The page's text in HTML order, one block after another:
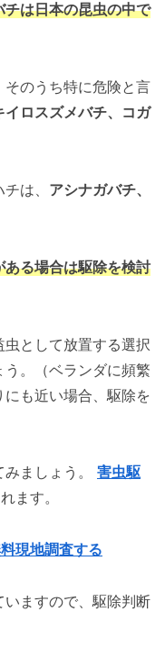
チは日本の昆虫の中で
そのうち特に危険と言
ロスズメバチ、コガ
は、 アシナガバチ、
る場合は駆除を検討
として放置する選択
。（ベランダに頻繁
も近い場合、駆除を
ましょう。 害虫駆
ます。
現地調査する
ますので、駆除判断